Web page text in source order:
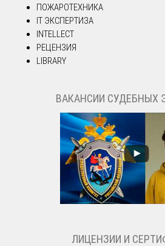
ПОЖАРОТЕХНИКА
IT ЭКСПЕРТИЗА
INTELLECT
РЕЦЕНЗИЯ
LIBRARY
ВАКАНСИИ СУДЕБНЫХ
ЛИЦЕНЗИИ И